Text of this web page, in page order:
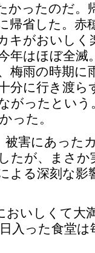
かったのだ。
帰省した。赤
キがおいし
年はほぼ全滅
梅雨の時期に
分に行き渡
がったとい
った。
被害にあった
たが、まさか
よる深刻な影
おいしくて大
入った食堂は